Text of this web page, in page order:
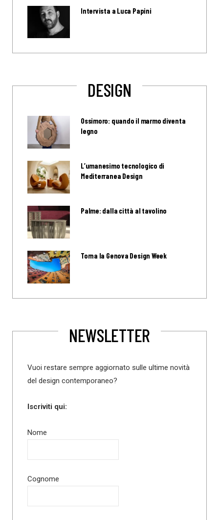
Intervista a Luca Papini
DESIGN
Ossimoro: quando il marmo diventa
legno
L’umanesimo tecnologico di
Mediterranea Design
Palme: dalla città al tavolino
Torna la Genova Design Week
NEWSLETTER
Vuoi restare sempre aggiornato sulle ultime novità
del design contemporaneo?
Iscriviti qui:
Nome
Cognome